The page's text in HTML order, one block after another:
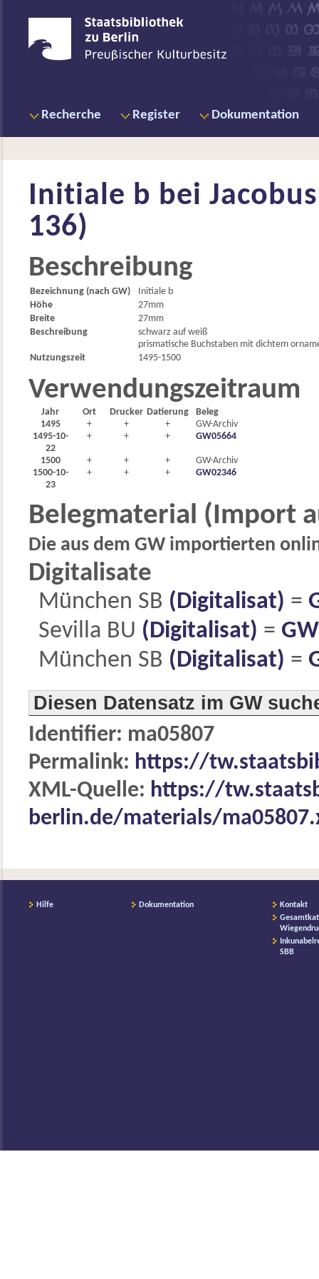
Recherche Register Dokumentation
Initiale b bei
136)
Beschreibung
Bezeichnung (nach GW)
Initiale b
Höhe
27mm
Breite
27mm
Beschreibung
schwarz auf weiß
prismatische Buchstaben mit dichtem
Nutzungszeit
1495-1500
Verwendungszeitraum
Jahr Ort Drucker Datierung
Beleg
1495
+ + +
GW-Archiv
1495-10-
22
+ + + GW05664
1500 + + +
GW-Archiv
1500-10-
23
+ + + GW02346
Belegmaterial (Import
Die aus dem GW importierten
Digitalisate
München SB (Digitalisat) =
Sevilla BU (Digitalisat) =
München SB (Digitalisat) =
Diesen Datensatz im GW
Identifier: ma05807
Permalink: https://
XML-Quelle: https://
berlin.de/materials/
Hilfe Dokumentation
Kontakt
SBB